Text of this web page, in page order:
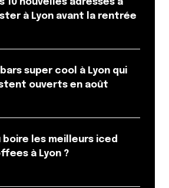
10 nouvelles adresses à
à Lyon avant la rentrée
bars super cool à Lyon qui
ouverts en août
boire les meilleurs iced
à Lyon ?